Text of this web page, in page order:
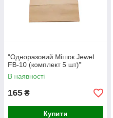
"Одноразовий Мішок Jewel
FB-10 (комплект 5 шт)"
В наявності
165 ₴
Купити